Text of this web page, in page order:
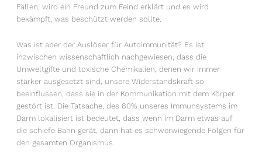
Fällen, wird ein Freund zum Feind erklärt und es wird
bekämpft, was beschützt werden sollte.
Was ist aber der Auslöser für Autoimmunität? Es ist
inzwischen wissenschaftlich nachgewiesen, dass die
Umweltgifte und toxische Chemikalien, denen wir immer
stärker ausgesetzt sind, unsere Widerstandskraft so
beeinflussen, dass sie in der Kommunikation mit dem Körper
gestört ist. Die Tatsache, des 80% unseres Immunsystems im
Darm lokalisiert ist bedeutet, dass wenn im Darm etwas auf
die schiefe Bahn gerät, dann hat es schwerwiegende Folgen für
den gesamten Organismus.